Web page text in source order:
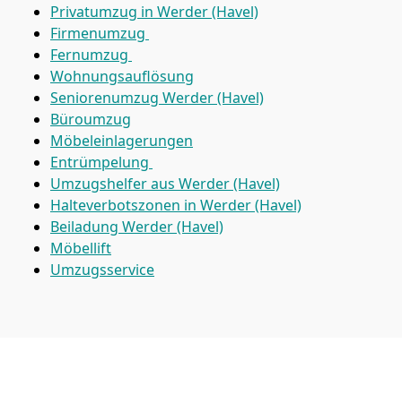
Privatumzug in Werder (Havel)
Firmenumzug
Fernumzug
Wohnungsauflösung
Seniorenumzug Werder (Havel)
Büroumzug
Möbeleinlagerungen
Entrümpelung
Umzugshelfer aus Werder (Havel)
Halteverbotszonen in Werder (Havel)
Beiladung Werder (Havel)
Möbellift
Umzugsservice